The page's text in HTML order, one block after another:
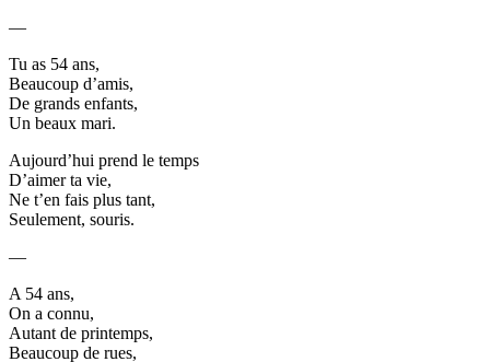
—
Tu as 54 ans,
Beaucoup d’amis,
De grands enfants,
Un beaux mari.
Aujourd’hui prend le temps
D’aimer ta vie,
Ne t’en fais plus tant,
Seulement, souris.
—
A 54 ans,
On a connu,
Autant de printemps,
Beaucoup de rues,